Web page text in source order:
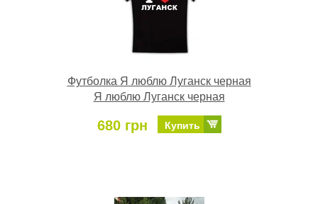
Футболка Я люблю Луганск черная
Я люблю Луганск черная
680 грн Купить